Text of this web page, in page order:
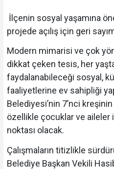
İlçenin sosyal yaşamına
projede açılış için geri
Modern mimarisi ve çok
dikkat çeken tesis, her
faydalanabileceği sosyal,
faaliyetlerine ev sahipliği
Belediyesi’nin 7’nci
özellikle çocuklar ve
noktası olacak.
Çalışmaların titizlikle
Belediye Başkan Vekili